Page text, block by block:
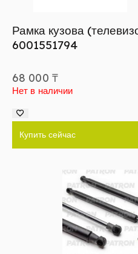
Рамка кузова
6001551794
68 000 ₸
Нет в наличии
Купить сейчас